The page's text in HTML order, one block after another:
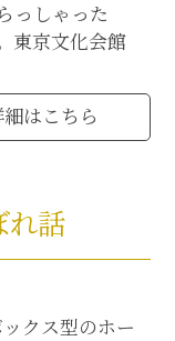
っしゃった
東京文化会館
はこちら
れ話
クス型のホー